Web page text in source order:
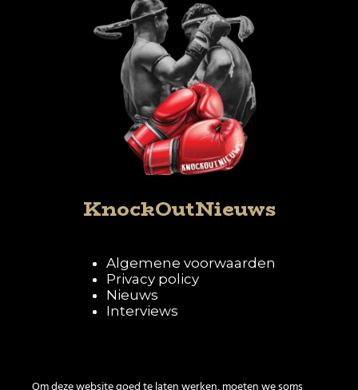
KnockOutNieuws
Algemene voorwaarden
Privacy policy
Nieuws
Interviews